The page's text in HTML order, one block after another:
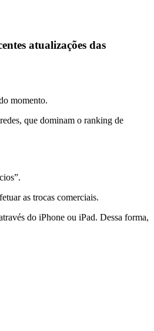
atualizações das
momento.
que dominam o ranking de
as trocas comerciais.
do iPhone ou iPad. Dessa forma,